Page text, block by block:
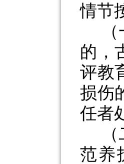
情节
的，
评教
损伤
任者
范养